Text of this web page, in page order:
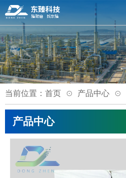
当前位置： 首页 产品中心
产品中心